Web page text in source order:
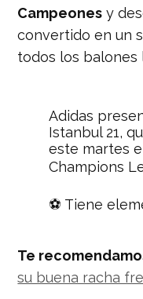
Campeones y
convertido en un
todos los balones
Adidas
Istanbul 21,
este martes
Champions
⚽️ Tiene
— Pato
Te
su buena racha